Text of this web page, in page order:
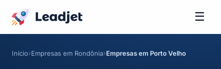
☰
Início Empresas em Rondônia Empresas em Porto Velho